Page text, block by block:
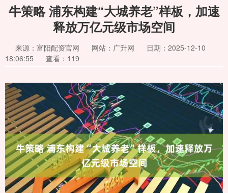
牛策略 浦东构建“大城养老”样板，加速
释放万亿元级市场空间
来源：富阳配资官网 网站：广升网
日期：2025-12-10
18:06:55
查看：119